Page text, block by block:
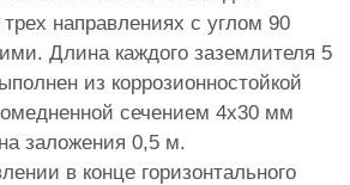
трех направлениях с углом 90
Длина каждого заземлителя 5
из коррозионностойкой
сечением 4х30 мм
заложения 0,5 м.
в конце горизонтального